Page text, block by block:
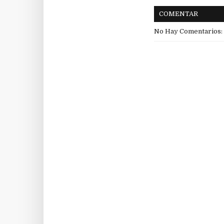
COMENTAR
No Hay Comentarios: